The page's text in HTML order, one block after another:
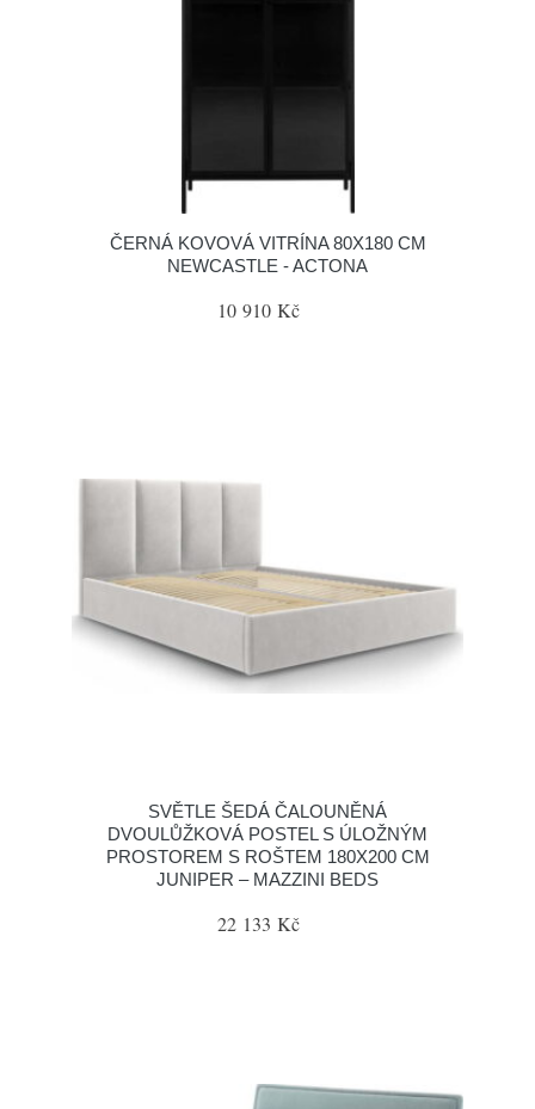
ČERNÁ KOVOVÁ VITRÍNA 80X180 CM
NEWCASTLE - ACTONA
10 910 Kč
SVĚTLE ŠEDÁ ČALOUNĚNÁ
DVOULŮŽKOVÁ POSTEL S ÚLOŽNÝM
PROSTOREM S ROŠTEM 180X200 CM
JUNIPER – MAZZINI BEDS
22 133 Kč